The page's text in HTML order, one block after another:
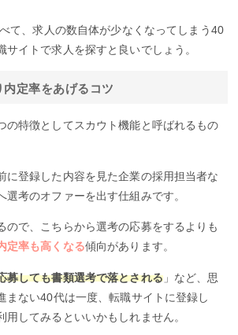
て、求人の数自体が少なくなってしまう40
サイトで求人を探すと良いでしょう。
定率をあげるコツ
の特徴としてスカウト機能と呼ばれるもの
に登録した内容を見た企業の採用担当者な
選考のオファーを出す仕組みです。
ので、こちらから選考の応募をするよりも
定率も高くなる傾向があります。
募しても書類選考で落とされる」など、思
まない40代は一度、転職サイトに登録し
用してみるといいかもしれません。